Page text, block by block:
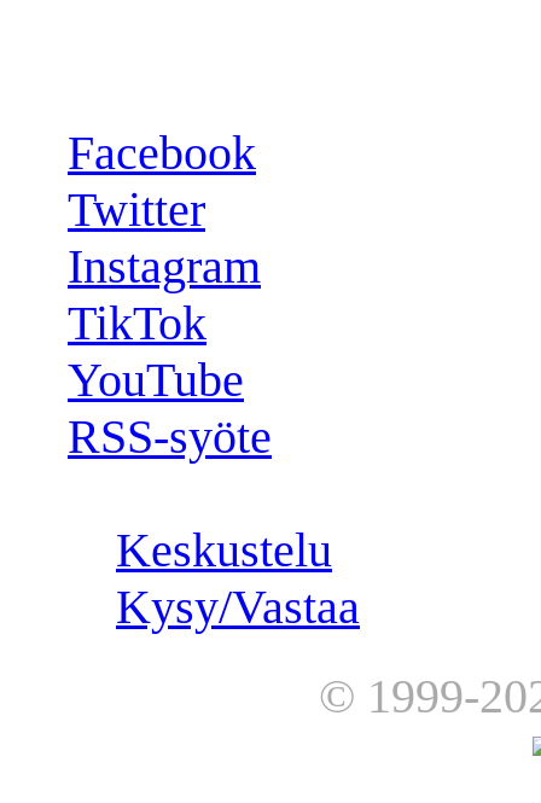
Facebook
Twitter
Instagram
TikTok
YouTube
RSS-syöte
Keskustelu
Kysy/Vastaa
© 1999-